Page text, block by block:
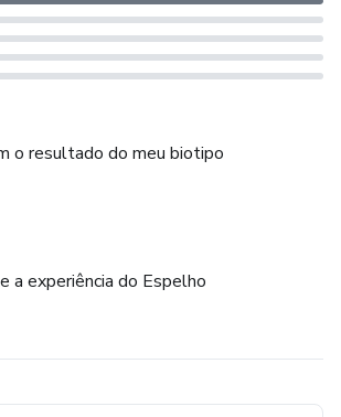
o resultado do meu biotipo
a experiência do Espelho